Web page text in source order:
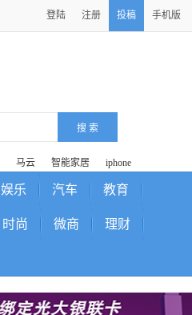
登陆 注册 投稿 手机版
马云 智能家居 iphone
娱乐 汽车 教育
时尚 微商 理财